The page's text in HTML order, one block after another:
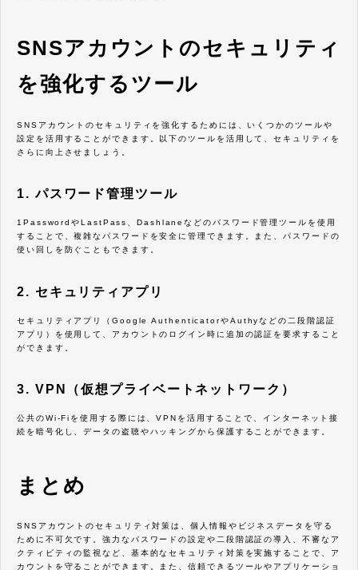
SNSアカウントのセキュリティ
を強化するツール
SNSアカウントのセキュリティを強化するためには、いくつかのツールや
設定を活用することができます。以下のツールを活用して、セキュリティを
さらに向上させましょう。
1. パスワード管理ツール
1PasswordやLastPass、Dashlaneなどのパスワード管理ツールを使用
することで、複雑なパスワードを安全に管理できます。また、パスワードの
使い回しを防ぐこともできます。
2. セキュリティアプリ
セキュリティアプリ（Google AuthenticatorやAuthyなどの二段階認証
アプリ）を使用して、アカウントのログイン時に追加の認証を要求すること
ができます。
3. VPN（仮想プライベートネットワーク）
公共のWi-Fiを使用する際には、VPNを活用することで、インターネット接
続を暗号化し、データの盗聴やハッキングから保護することができます。
まとめ
SNSアカウントのセキュリティ対策は、個人情報やビジネスデータを守る
ために不可欠です。強力なパスワードの設定や二段階認証の導入、不審なア
クティビティの監視など、基本的なセキュリティ対策を実施することで、ア
カウントを守ることができます。また、信頼できるツールやアプリケーショ